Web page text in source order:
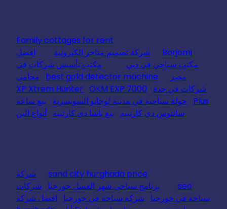
Family cottages for rent
Borjomi
شركة تصميم متاجر الكترونية
افضل
مكتب سياحي في دبي
مكتب تأسيس شركات في
مصر
best gold detector machine
محامي
شركات في جدة
XP Xtrem Hunter OKM EXP 7000
Plus
جولة سياحية في مدينة لوجانو السويسرية
بيع ساعة
سانتوس دي كارتييه
بيع باشا دي كارتييه أنواع البن
sand city hurghada price
شركة
seo
برنامج سياحي شهر العسل جورجيا
شركات
سياحة في جورجيا
شركة سياحة في جورجيا
افضل شركة